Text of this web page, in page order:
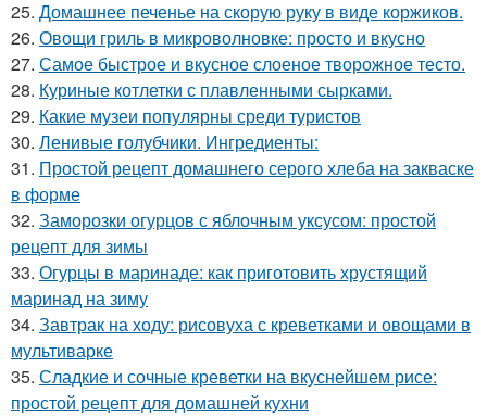
25. Домашнее печенье на скорую руку в виде коржиков.
26. Овощи гриль в микроволновке: просто и вкусно
27. Самое быстрое и вкусное слоеное творожное тесто.
28. Куриные котлетки с плавленными сырками.
29. Какие музеи популярны среди туристов
30. Ленивые голубчики. Ингредиенты:
31. Простой рецепт домашнего серого хлеба на закваске
в форме
32. Заморозки огурцов с яблочным уксусом: простой
рецепт для зимы
33. Огурцы в маринаде: как приготовить хрустящий
маринад на зиму
34. Завтрак на ходу: рисовуха с креветками и овощами в
мультиварке
35. Сладкие и сочные креветки на вкуснейшем рисе:
простой рецепт для домашней кухни